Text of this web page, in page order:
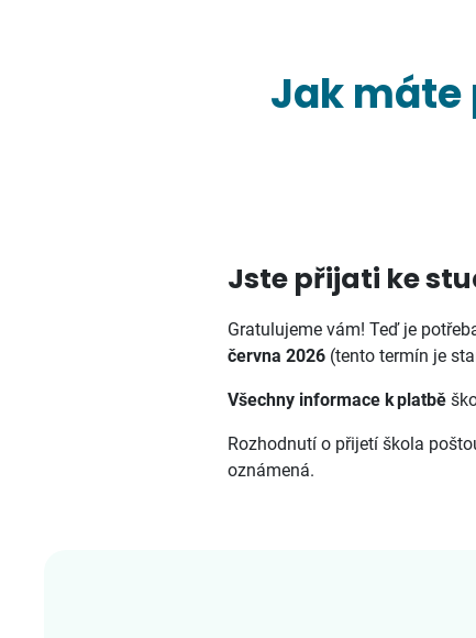
Jak máte
Jste přijati ke
Gratulujeme vám! Teď je
června 2026 (tento termín je
Všechny informace k platbě
Rozhodnutí o přijetí škola
oznámená.